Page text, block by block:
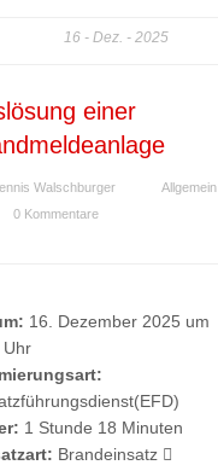
16 Dez. 2025
einer
Walschburger
Allgemein
0 Kommentare
16. Dezember 2025 um
Uhr
1 Stunde 18 Minuten
Brandeinsatz